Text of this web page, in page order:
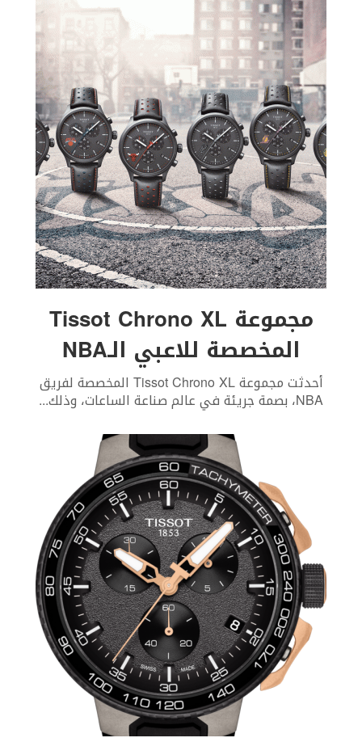
مجموعة Tissot Chrono XL
المخصصة للاعبي الـNBA
أحدثت مجموعة Tissot Chrono XL المخصصة لفريق
NBA، بصمة جريئة في عالم صناعة الساعات، وذلك ...